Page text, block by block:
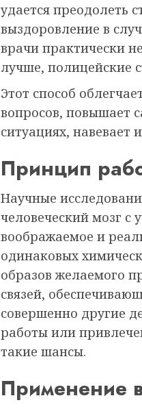
удается преодолеть
выздоровление в
врачи практически
лучше, полицейские
Этот способ
вопросов, повышает
ситуациях, навевает
Принцип
Научные
человеческий мозг с
воображаемое и
одинаковых
образов желаемого
связей,
совершенно другие
работы или
такие шансы.
Применение